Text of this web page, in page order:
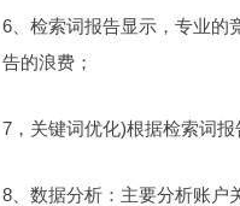
6、检索词报告显示，专业的
告的浪费；
7，关键词优化)根据检索词
8、数据分析：主要分析账户